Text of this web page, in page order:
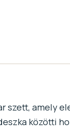
szett, amely
közötti